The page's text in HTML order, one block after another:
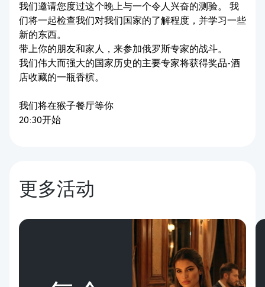
我们邀请您度过这个晚上与一个令人兴奋的测验。 我
们将一起检查我们对我们国家的了解程度，并学习一些
新的东西。
带上你的朋友和家人，来参加俄罗斯专家的战斗。
我们伟大而强大的国家历史的主要专家将获得奖品-酒
店收藏的一瓶香槟。
我们将在猴子餐厅等你
20:30开始
更多活动